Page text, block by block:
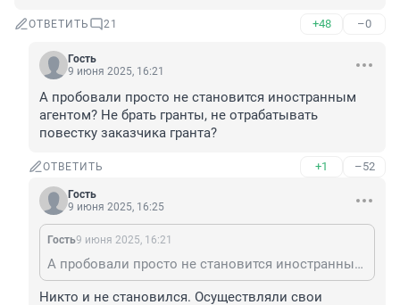
ОТВЕТИТЬ 21 +48 –0
Гость
9 июня 2025, 16:21
А пробовали просто не становится иностранным
агентом? Не брать гранты, не отрабатывать
повестку заказчика гранта?
ОТВЕТИТЬ +1 –52
Гость
9 июня 2025, 16:25
Гость9 июня 2025, 16:21
А пробовали просто не становится иностранным агентом? Не брать гранты, не отрабатывать повестку заказчика гранта?
Никто и не становился. Осуществляли свои